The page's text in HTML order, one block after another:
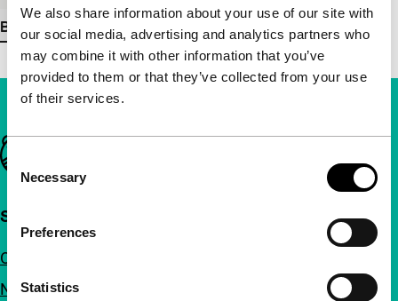
We also share information about your use of our site with
our social media, advertising and analytics partners who
may combine it with other information that you’ve
provided to them or that they’ve collected from your use
of their services.
Consent
Selection
Necessary
Preferences
Statistics
Bekijk meer details
Belangrijke links
Snel naar
Over ons
Nieuwsbrieven